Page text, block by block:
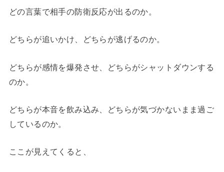
どの言葉で相手の防衛反応が出るのか。
どちらが追いかけ、どちらが逃げるのか。
どちらが感情を爆発させ、どちらがシャットダウンする
のか。
どちらが本音を飲み込み、どちらが気づかないまま過ご
しているのか。
ここが見えてくると、